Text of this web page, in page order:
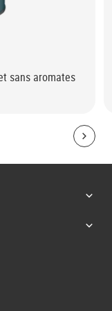
sans aromates